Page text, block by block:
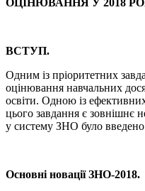
ВСТУП.
Одним із пріоритетних
оцінювання навчальних
освіти. Одною із
цього завдання є зовнішнє
у систему ЗНО було введено
Основні новації ЗНО-2018.